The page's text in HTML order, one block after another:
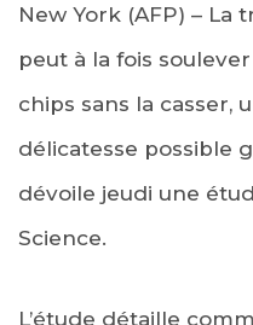
New York (AFP) – La
peut à la fois
chips sans la casser,
délicatesse possible
dévoile jeudi une
Science.
L’étude détaille